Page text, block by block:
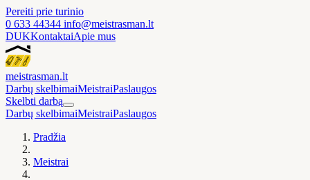
Pereiti prie turinio
0 633 44344 info@meistrasman.lt
DUKKontaktaiApie mus
meistrasman.lt
Darbų skelbimaiMeistraiPaslaugos
Skelbti darbą
Darbų skelbimaiMeistraiPaslaugos
Pradžia
Meistrai